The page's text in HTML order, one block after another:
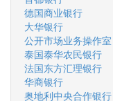
德国商业银行
大华银行
公开市场业务操作室
泰国泰华农民银行
法国东方汇理银行
华商银行
奥地利中央合作银行